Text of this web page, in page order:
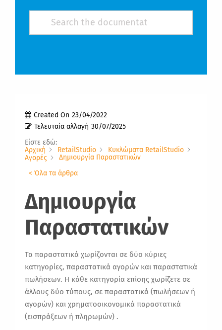
Created On 23/04/2022
Τελευταία αλλαγή 30/07/2025
Είστε εδώ:
Αρχική
RetailStudio
Κυκλώματα RetailStudio
Αγορές
Δημιουργία Παραστατικών
< Όλα τα άρθρα
Δημιουργία
Παραστατικών
Τα παραστατικά χωρίζονται σε δύο κύριες
κατηγορίες, παραστατικά αγορών και παραστατικά
πωλήσεων. Η κάθε κατηγορία επίσης χωρίζετε σε
άλλους δύο τύπους, σε παραστατικά (πωλήσεων ή
αγορών) και χρηματοοικονομικά παραστατικά
(εισπράξεων ή πληρωμών) .